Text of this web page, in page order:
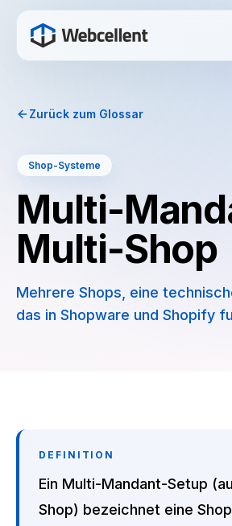
Zurück zum Glossar
Shop-Systeme
Multi-
Multi-Shop
Mehrere Shops, eine
das in Shopware und Shopify
DEFINITION
Ein Multi-Mandant-Setup
Shop) bezeichnet eine